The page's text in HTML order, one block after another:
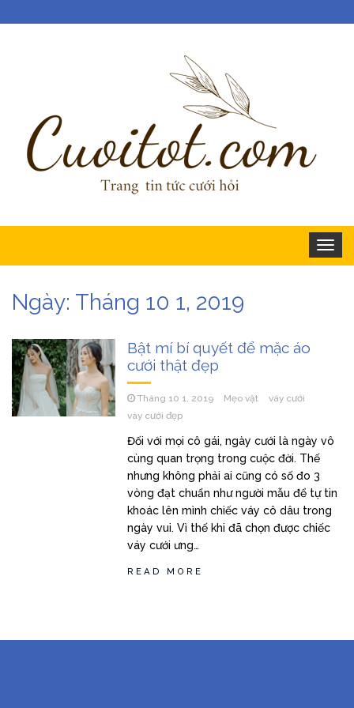
Ngày: Tháng 10 1, 2019
Bật mí bí quyết để mặc áo
cưới thật đẹp
Tháng 10 1, 2019 Mẹo vặt
váy cưới
váy cưới đẹp
Đối với mọi cô gái, ngày cưới là ngày vô
cùng quan trọng trong cuộc đời. Thế
nhưng không phải ai cũng có số đo 3
vòng đạt chuẩn như người mẫu để tự tin
khoác lên mình chiếc váy cô dâu trong
ngày vui. Vì thế khi đã chọn được chiếc
váy cưới ưng…
READ MORE